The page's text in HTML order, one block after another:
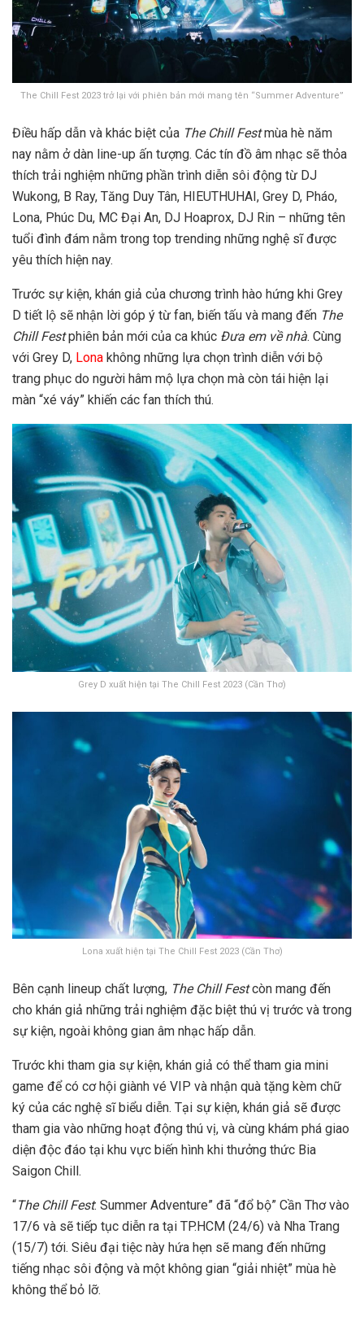
The Chill Fest 2023 trở lại với phiên bản mới mang tên “Summer Adventure”
Điều hấp dẫn và khác biệt của The Chill Festmùa hè năm
nay nằm ở dàn line-up ấn tượng. Các tín đồ âm nhạc sẽ thỏa
thích trải nghiệm những phần trình diễn sôi động từ DJ
Wukong, B Ray, Tăng Duy Tân, HIEUTHUHAI, Grey D, Pháo,
Lona, Phúc Du, MC Đại An, DJ Hoaprox, DJ Rin – những tên
tuổi đình đám nằm trong top trending những nghệ sĩ được
yêu thích hiện nay.
Trước sự kiện, khán giả của chương trình hào hứng khi Grey
D tiết lộ sẽ nhận lời góp ý từ fan, biến tấu và mang đến The
Chill Festphiên bản mới của ca khúc Đưa em về nhà. Cùng
với Grey D, Lona không những lựa chọn trình diễn với bộ
trang phục do người hâm mộ lựa chọn mà còn tái hiện lại
màn “xé váy” khiến các fan thích thú.
Grey D xuất hiện tại The Chill Fest 2023 (Cần Thơ)
Lona xuất hiện tại The Chill Fest 2023 (Cần Thơ)
Bên cạnh lineup chất lượng, The Chill Festcòn mang đến
cho khán giả những trải nghiệm đặc biệt thú vị trước và trong
sự kiện, ngoài không gian âm nhạc hấp dẫn.
Trước khi tham gia sự kiện, khán giả có thể tham gia mini
game để có cơ hội giành vé VIP và nhận quà tặng kèm chữ
ký của các nghệ sĩ biểu diễn. Tại sự kiện, khán giả sẽ được
tham gia vào những hoạt động thú vị, và cùng khám phá giao
diện độc đáo tại khu vực biến hình khi thưởng thức Bia
Saigon Chill.
“The Chill Fest: Summer Adventure” đã “đổ bộ” Cần Thơ vào
17/6 và sẽ tiếp tục diễn ra tại TP.HCM (24/6) và Nha Trang
(15/7) tới. Siêu đại tiệc này hứa hẹn sẽ mang đến những
tiếng nhạc sôi động và một không gian “giải nhiệt” mùa hè
không thể bỏ lỡ.